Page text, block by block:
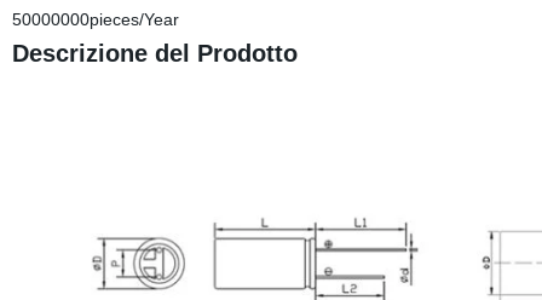
50000000pieces/Year
Descrizione del Prodotto